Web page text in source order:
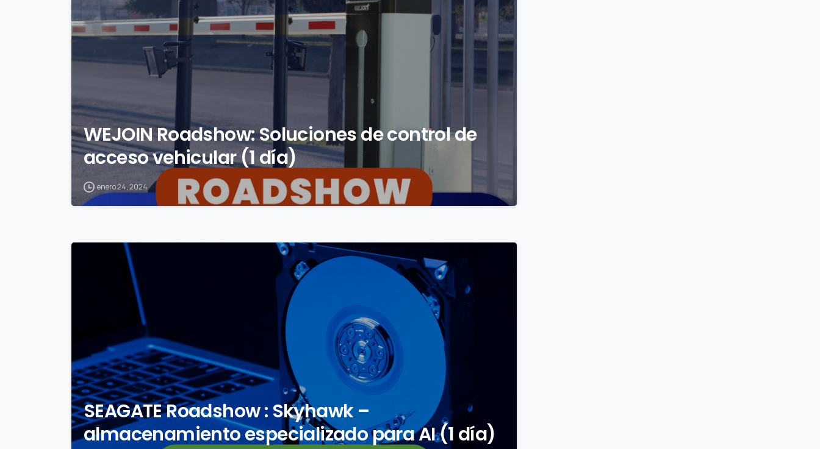
WEJOIN Roadshow: Soluciones de control de
acceso vehicular (1 día)
enero 24, 2024
SEAGATE Roadshow : Skyhawk –
almacenamiento especializado para AI (1 día)